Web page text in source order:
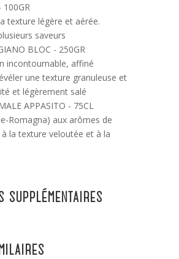
100GR
texture légère et aérée.
saveurs
BLOC - 250GR
incontournable, affiné
une texture granuleuse et
et légèrement salé
APPASITO - 75CL
Romagna) aux arômes de
la texture veloutée et à la
supplémentaires